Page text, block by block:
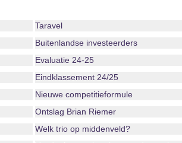
Taravel
Buitenlandse investeerders
Evaluatie 24-25
Eindklassement 24/25
Nieuwe competitieformule
Ontslag Brian Riemer
Welk trio op middenveld?